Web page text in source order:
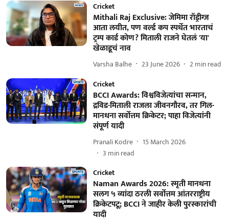
Cricket
Mithali Raj Exclusive: जेमिमा रॉड्रीग्ज
आता लयीत, पण वर्ल्ड कप स्पर्धेत भारताचं
ट्रम्प कार्ड कोण? मिताली राजने घेतलं 'या'
खेळाडूचं नाव
Varsha Balhe 23 June 2026 2min read
Cricket
BCCI Awards: विश्वविजेत्यांचा सन्मान,
द्रविड-मिताली राजला जीवनगौरव, तर गिल-
मानधना सर्वोत्तम क्रिकेटर; पाहा विजेत्यांनी
संपूर्ण यादी
Pranali Kodre
15 March 2026
3 min read
Cricket
Naman Awards 2026: स्मृती मानधना
सलग ५ व्यांदा ठरली सर्वोत्तम आंतरराष्ट्रीय
क्रिकेटपटू; BCCI ने जाहीर केली पुरस्कारांची
यादी